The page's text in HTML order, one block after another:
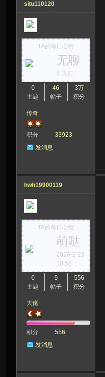
situ110120
TA的每日心情
无聊
6 天前
0
主题
46
帖子
3万
积分
传奇
积分
33923
发消息
hwh19900119
TA的每日心情
萌哒
2026-2-23
10:58
0
主题
9
帖子
556
积分
大佬
积分
556
发消息